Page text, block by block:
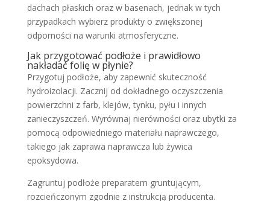
dachach płaskich oraz w basenach, jednak w tych
przypadkach wybierz produkty o zwiększonej
odporności na warunki atmosferyczne.
Jak przygotować podłoże i prawidłowo
nakładać folię w płynie?
Przygotuj podłoże, aby zapewnić skuteczność
hydroizolacji. Zacznij od dokładnego oczyszczenia
powierzchni z farb, klejów, tynku, pyłu i innych
zanieczyszczeń. Wyrównaj nierówności oraz ubytki za
pomocą odpowiedniego materiału naprawczego,
takiego jak zaprawa naprawcza lub żywica
epoksydowa.
Zagruntuj podłoże preparatem gruntującym,
rozcieńczonym zgodnie z instrukcją producenta.